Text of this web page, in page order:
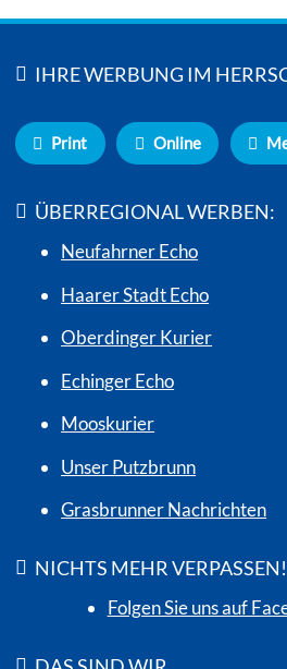
IHRE WERBUNG IM
Print Online
ÜBERREGIONAL WERBEN:
Neufahrner Echo
Haarer Stadt Echo
Oberdinger Kurier
Echinger Echo
Mooskurier
Unser Putzbrunn
Grasbrunner Nachrichten
NICHTS MEHR VERPASSEN!
Folgen Sie uns auf